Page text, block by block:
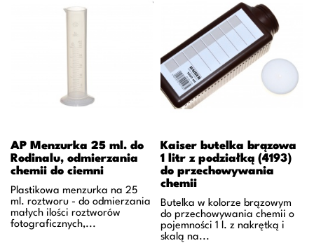
AP Menzurka 25 ml. do
Rodinalu, odmierzania
chemii do ciemni
Plastikowa menzurka na 25
ml. roztworu - do odmierzania
małych ilości roztworów
fotograficznych,...
Kaiser butelka brązowa
1 litr z podziałką (4193)
do przechowywania
chemii
Butelka w kolorze brązowym
do przechowywania chemii o
pojemności 1 l. z nakrętką i
skalą na...